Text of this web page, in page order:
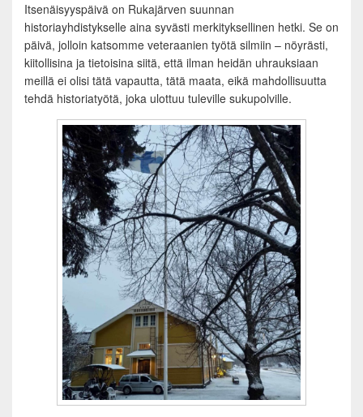
Itsenäisyyspäivä on Rukajärven suunnan
historiayhdistykselle aina syvästi merkityksellinen hetki. Se on
päivä, jolloin katsomme veteraanien työtä silmiin – nöyrästi,
kiitollisina ja tietoisina siitä, että ilman heidän uhrauksiaan
meillä ei olisi tätä vapautta, tätä maata, eikä mahdollisuutta
tehdä historiatyötä, joka ulottuu tuleville sukupolville.